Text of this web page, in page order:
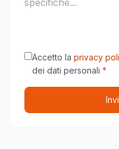
Accetto la privacy
dei dati personali *